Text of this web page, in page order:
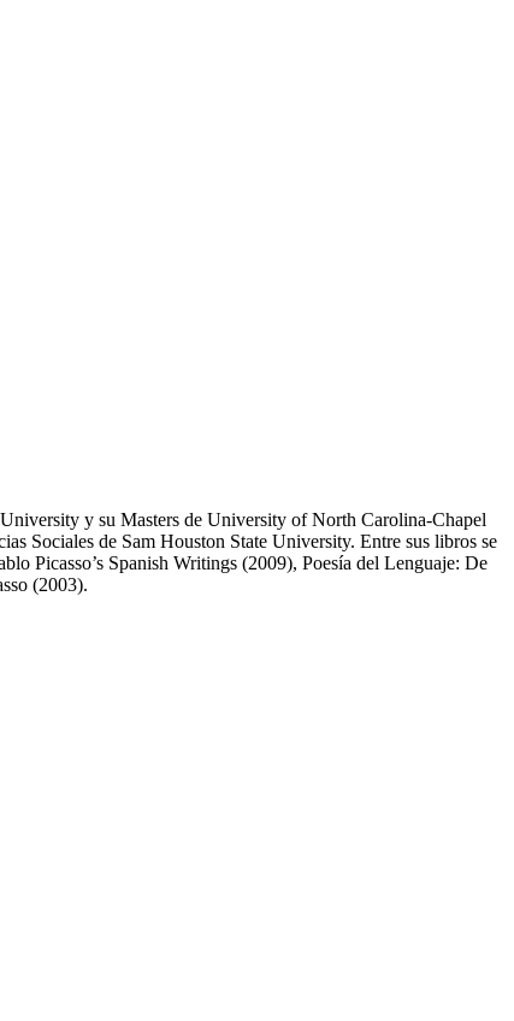
y su Masters de University of North Carolina-Chapel
Sociales de Sam Houston State University. Entre sus libros se
Picasso’s Spanish Writings (2009), Poesía del Lenguaje: De
(2003).